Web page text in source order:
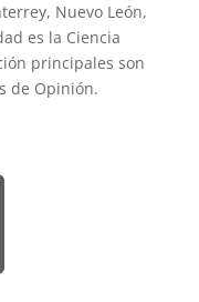
Nuevo León,
es la Ciencia
principales son
de Opinión.